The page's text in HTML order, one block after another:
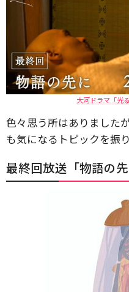
大河ドラマ「光
色々思う所はありました
も気になるトピックを振
最終回放送「物語の